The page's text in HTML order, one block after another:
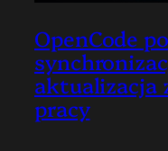
OpenCode
aktualizacja
pracy